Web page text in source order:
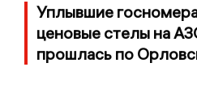
Уплывшие
ценовые стелы на
прошлась по